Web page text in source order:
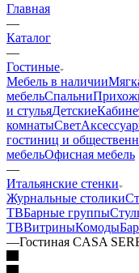
Главная
—
Каталог
—
Гостиные
Мебель в наличии
мебельСпальни
и стульяДетские
комнатыСвет
гостиниц и
мебельОфисная мебель
—
Итальянские стенки
Журнальные столики
ТВБарные группы
ТВВитриныКомоды
—Гостиная CASA